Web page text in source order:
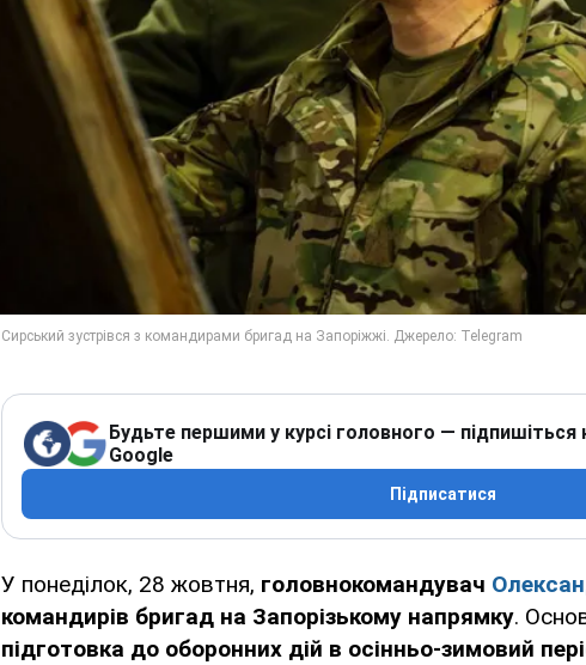
Будьте першими у курсі головного — підпишіться
Google
Підписатися
У понеділок, 28 жовтня, головнокомандувач
командирів бригад на Запорізькому напрямку.
підготовка до оборонних дій в осінньо-зимовий